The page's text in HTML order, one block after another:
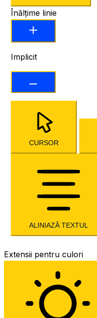
Înălțime linie
Implicit
CURSOR
ALINIAZĂ TEXTUL
Extensii pentru culori